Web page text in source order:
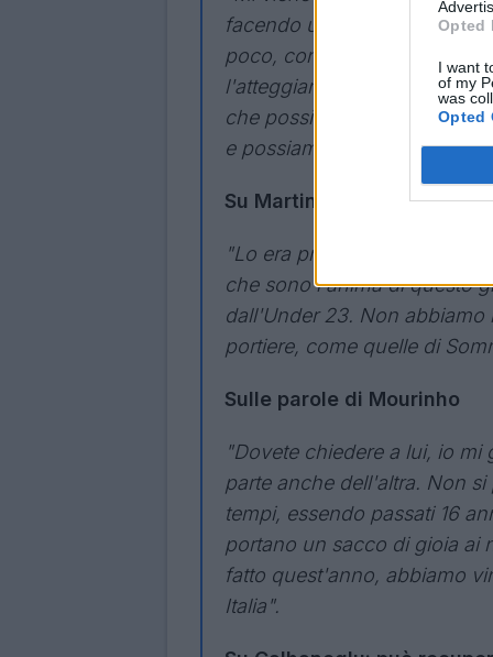
Opted
I want
of my
was
Opted
facendo un grande lavoro,
poco, contano i principi.
l'atteggiamento difensivo
che possiamo fare anche
e possiamo migliorare".
Su Martinez possibile
"Lo era prima, vale lo stesso
che sono l'anima di questo
dall'Under 23. Non
portiere, come quelle di
Sulle parole di Mourinho
"Dovete chiedere a lui, io
parte anche dell'altra. Non
tempi, essendo passati 16
portano un sacco di gioia ai
fatto quest'anno, abbiamo
Italia".